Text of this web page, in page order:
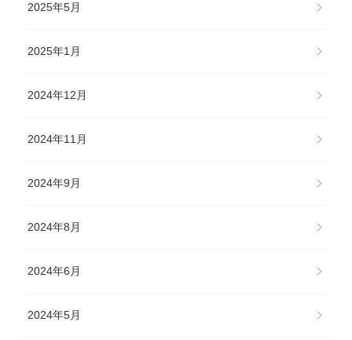
2025年5月
2025年1月
2024年12月
2024年11月
2024年9月
2024年8月
2024年6月
2024年5月